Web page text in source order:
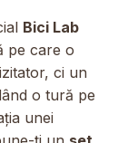
Bici Lab
pe care o
ci un
o tură pe
unei